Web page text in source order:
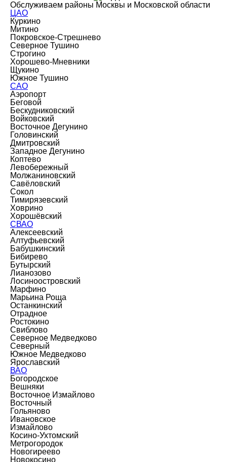
Обслуживаем районы Москвы и Московской области
ЦАО
Куркино
Митино
Покровское-Стрешнево
Северное Тушино
Строгино
Хорошево-Мневники
Щукино
Южное Тушино
САО
Аэропорт
Беговой
Бескудниковский
Войковский
Восточное Дегунино
Головинский
Дмитровский
Западное Дегунино
Коптево
Левобережный
Молжаниновский
Савёловский
Сокол
Тимирязевский
Ховрино
Хорошёвский
СВАО
Алексеевский
Алтуфьевский
Бабушкинский
Бибирево
Бутырский
Лианозово
Лосиноостровский
Марфино
Марьина Роща
Останкинский
Отрадное
Ростокино
Свиблово
Северное Медведково
Северный
Южное Медведково
Ярославский
ВАО
Богородское
Вешняки
Восточное Измайлово
Восточный
Гольяново
Ивановское
Измайлово
Косино-Ухтомский
Метрогородок
Новогиреево
Новокосино